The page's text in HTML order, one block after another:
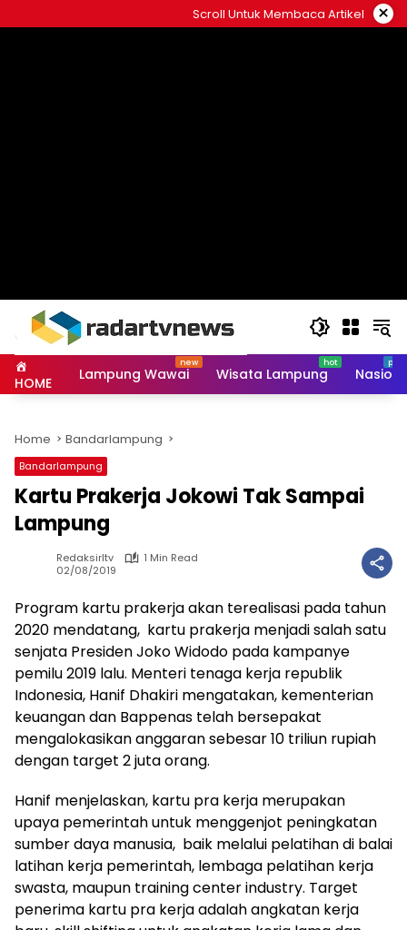
to
Scroll Untuk Membaca Artikel ×
HOME Lampung Wawai Wisata Lampung
Home Bandarlampung
Bandarlampung
Kartu Prakerja Jokowi Tak Sampai
Lampung
Redaksirltv
1 Min Read
02/08/2019
Program kartu prakerja akan terealisasi pada tahun
2020 mendatang, kartu prakerja menjadi salah satu
senjata Presiden Joko Widodo pada kampanye
pemilu 2019 lalu. Menteri tenaga kerja republik
Indonesia, Hanif Dhakiri mengatakan, kementerian
keuangan dan Bappenas telah bersepakat
mengalokasikan anggaran sebesar 10 triliun rupiah
dengan target 2 juta orang.
Hanif menjelaskan, kartu pra kerja merupakan
upaya pemerintah untuk menggenjot peningkatan
sumber daya manusia, baik melalui pelatihan di balai
latihan kerja pemerintah, lembaga pelatihan kerja
swasta, maupun training center industry. Target
penerima kartu pra kerja adalah angkatan kerja